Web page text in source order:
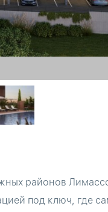
районов
под ключ, где